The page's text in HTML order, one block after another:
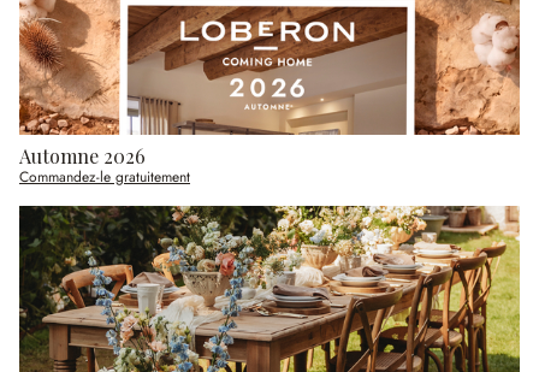
Automne 2026
Commandez-le gratuitement